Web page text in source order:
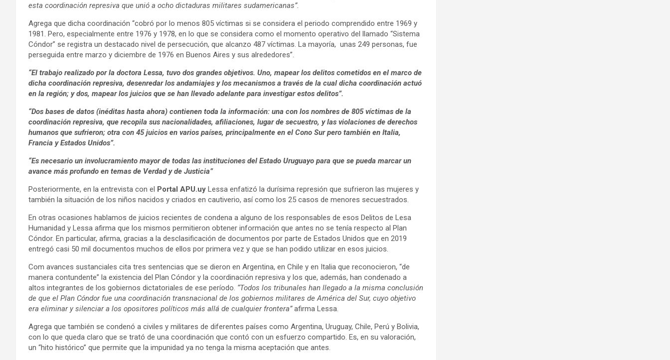
esta coordinación represiva que unió a ocho dictaduras militares sudamericanas”.
Agrega que dicha coordinación “cobró por lo menos 805 víctimas si se considera el periodo comprendido entre 1969 y
1981. Pero, especialmente entre 1976 y 1978, en lo que se considera como el momento operativo del llamado “Sistema
Cóndor” se registra un destacado nivel de persecución, que alcanzo 487 víctimas. La mayoría, unas 249 personas, fue
perseguida entre marzo y diciembre de 1976 en Buenos Aires y sus alrededores”.
“El trabajo realizado por la doctora Lessa, tuvo dos grandes objetivos. Uno, mapear los delitos cometidos en el marco de
dicha coordinación represiva, desenredar los andamiajes y los mecanismos a través de la cual dicha coordinación actuó
en la región; y dos, mapear los juicios que se han llevado adelante para investigar estos delitos”.
“Dos bases de datos (inéditas hasta ahora) contienen toda la información: una con los nombres de 805 víctimas de la
coordinación represiva, que recopila sus nacionalidades, afiliaciones, lugar de secuestro, y las violaciones de derechos
humanos que sufrieron; otra con 45 juicios en varios países, principalmente en el Cono Sur pero también en Italia,
Francia y Estados Unidos”.
“Es necesario un involucramiento mayor de todas las instituciones del Estado Uruguayo para que se pueda marcar un
avance más profundo en temas de Verdad y de Justicia”
Posteriormente, en la entrevista con el Portal APU.uy Lessa enfatizó la durísima represión que sufrieron las mujeres y
también la situación de los niños nacidos y criados en cautiverio, así como los 25 casos de menores secuestrados.
En otras ocasiones hablamos de juicios recientes de condena a alguno de los responsables de esos Delitos de Lesa
Humanidad y Lessa afirma que los mismos permitieron obtener información que antes no se tenía respecto al Plan
Cóndor. En particular, afirma, gracias a la desclasificación de documentos por parte de Estados Unidos que en 2019
entregó casi 50 mil documentos muchos de ellos por primera vez y que se han podido utilizar en esos juicios.
Com avances sustanciales cita tres sentencias que se dieron en Argentina, en Chile y en Italia que reconocieron, “de
manera contundente” la existencia del Plan Cóndor y la coordinación represiva y los que, además, han condenado a
altos integrantes de los gobiernos dictatoriales de ese período. “Todos los tribunales han llegado a la misma conclusión
de que el Plan Cóndor fue una coordinación transnacional de los gobiernos militares de América del Sur, cuyo objetivo
era eliminar y silenciar a los opositores políticos más allá de cualquier frontera”afirma Lessa.
Agrega que también se condenó a civiles y militares de diferentes países como Argentina, Uruguay, Chile, Perú y Bolivia,
con lo que queda claro que se trató de una coordinación que contó con un esfuerzo compartido. Es, en su valoración,
un “hito histórico” que permite que la impunidad ya no tenga la misma aceptación que antes.